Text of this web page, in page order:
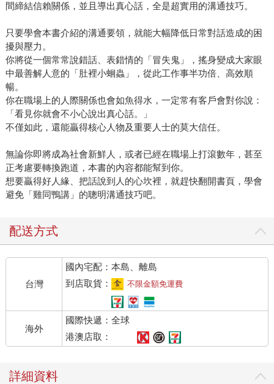
間締結信賴關係，並且導出真心話，全是超實用的溝通技巧。
只要學會本書介紹的溝通要領，就能大幅降低日常對話造成的困
擾與壓力。
你將從一個常常說錯話、表錯情的「冒失鬼」，搖身變成大家眼
中最善解人意的「肚裡小蛔蟲」，從此工作事半功倍、高效順
暢。
你在職場上的人際關係也會如魚得水，一定常有客戶會對你說：
「看見你就會不小心說出真心話。」
不僅如此，還能贏得核心人物及重要人士的莫大信任。
無論你即將成為社會新鮮人，或者已經在職場上打滾數年，甚至
正考慮要轉換跑道，本書的內容都能幫到你。
想要贏得好人緣、把話說到人的心坎裡，就趕快翻開書頁，學會
避免「雞同鴨講」的聰明溝通技巧吧。
配送方式
台灣
國內宅配：本島、離島
到店取貨：
不限金額免運費
海外
國際快遞：全球
港澳店取：
詳細資料